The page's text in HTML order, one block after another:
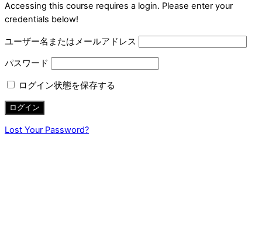
Accessing this course requires a login. Please enter your
credentials below!
ユーザー名またはメールアドレス
パスワード
ログイン状態を保存する
Lost Your Password?